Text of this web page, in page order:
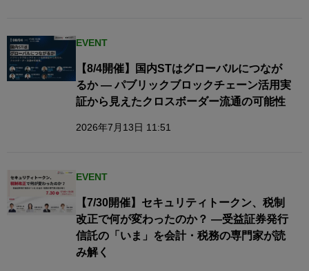
EVENT
【8/4開催】国内STはグローバルにつなが
るか — パブリックブロックチェーン活用実
証から見えたクロスボーダー流通の可能性
2026年7月13日 11:51
EVENT
【7/30開催】セキュリティトークン、税制
改正で何が変わったのか？ ―受益証券発行
信託の「いま」を会計・税務の専門家が読
み解く